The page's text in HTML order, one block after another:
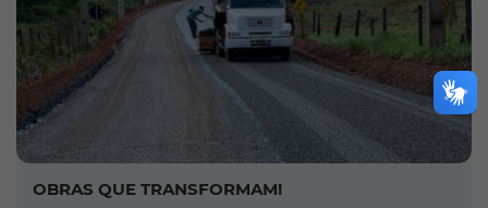
OBRAS QUE TRANSFORMAM!